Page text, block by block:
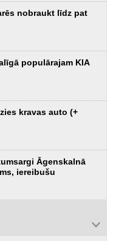
nobraukt līdz pat
populārajam KIA
kravas auto (+
Āgenskalnā
iereibušu